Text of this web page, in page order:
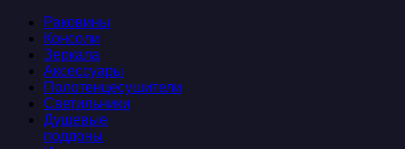
Раковины
Консоли
Зеркала
Аксессуары
Полотенцесушители
Светильники
Душевые
поддоны